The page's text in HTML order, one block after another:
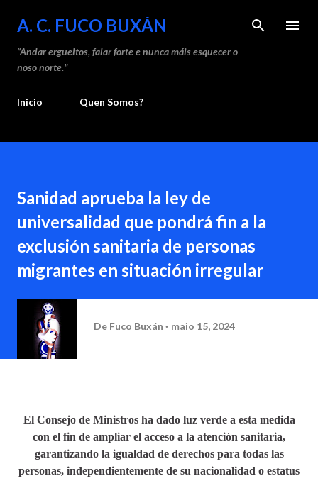
Saltar ao contido principal
A. C. FUCO BUXÁN
“Andar ergueitos, falar forte e nunca máis esquecer o
noso norte."
Inicio Quen Somos?
Sanidad aprueba la ley de
universalidad que pondrá fin a la
exclusión sanitaria de personas
migrantes en situación irregular
De Fuco Buxán maio 15, 2024
El Consejo de Ministros ha dado luz verde a esta medida
con el fin de ampliar el acceso a la atención sanitaria,
garantizando la igualdad de derechos para todas las
personas, independientemente de su nacionalidad o estatus